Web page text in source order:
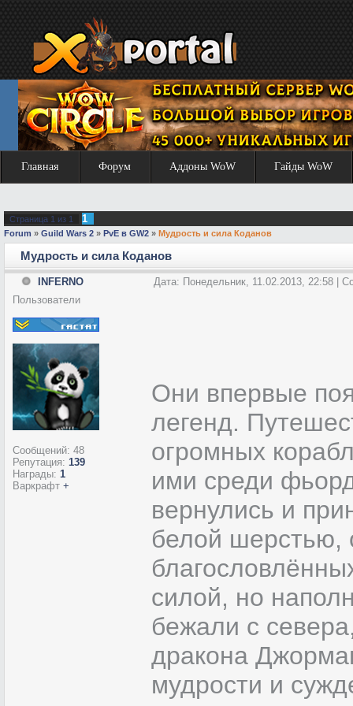
Главная Форум Аддоны WoW Гайды WoW
Страница 1 из 1 1
Forum » Guild Wars 2 » PvE в GW2 » Мудрость и сила Коданов
Мудрость и сила Коданов
INFERNO
Дата: Понедельник, 11.02.2013, 22:58 |
Пользователи
Сообщений: 48
Репутация: 139
Награды: 1
Варкрафт +
Они впервые
легенд.
огромных
ими среди
вернулись и
белой шерстью,
силой, но
бежали с
дракона
мудрости и